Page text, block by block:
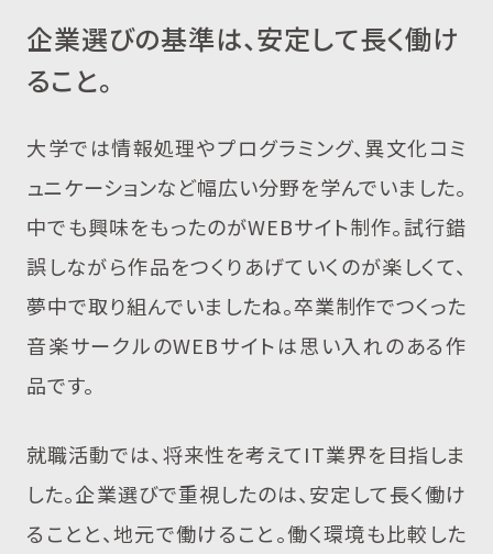
企業選びの基準は、安定して長く働け
ること。
大学では情報処理やプログラミング、異文化コミ
ュニケーションなど幅広い分野を学んでいました。
中でも興味をもったのがWEBサイト制作。試行錯
誤しながら作品をつくりあげていくのが楽しくて、
夢中で取り組んでいましたね。卒業制作でつくった
音楽サークルのWEBサイトは思い入れのある作
品です。
就職活動では、将来性を考えてIT業界を目指しま
した。企業選びで重視したのは、安定して長く働け
ることと、地元で働けること。働く環境も比較した